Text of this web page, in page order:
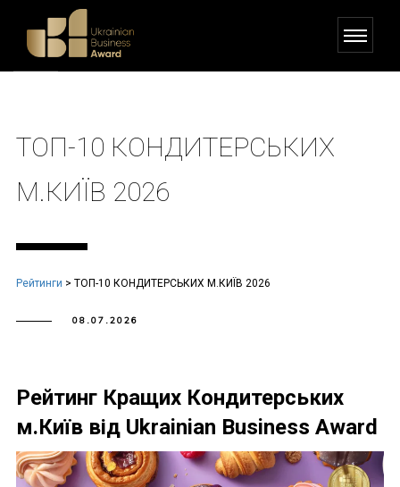
ТОП-10 КОНДИТЕРСЬКИХ
М.КИЇВ 2026
Рейтинги > ТОП-10 КОНДИТЕРСЬКИХ М.КИЇВ 2026
08.07.2026
Рейтинг Кращих Кондитерських
м.Київ від Ukrainian Business Award